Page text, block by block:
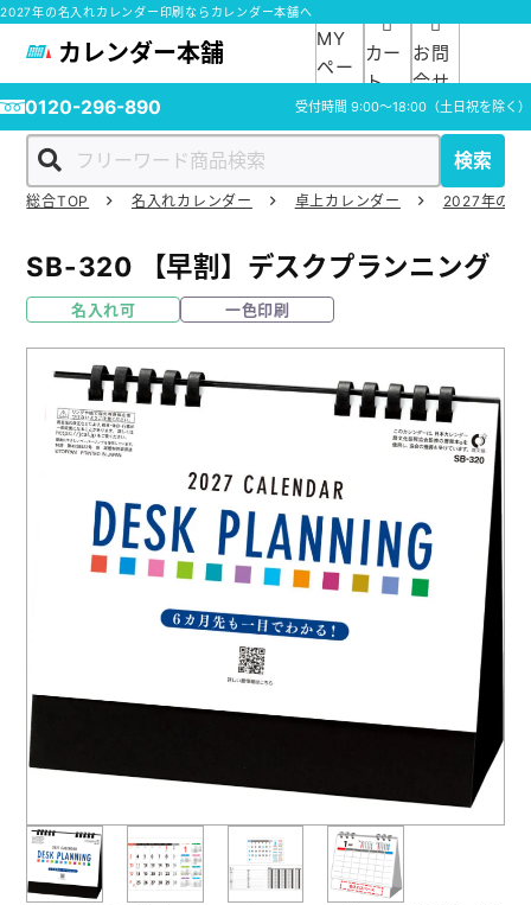
2027年の名入れカレンダー印刷ならカレンダー本舗へ
カレンダー本舗
検索
MY
ペー
ジ
カー
ト
お問
合せ
0120-296-890
受付時間 9:00～18:00 （土日祝を除く）
ご利用ガイド
入稿ガイド
お役立ち情報
よくあるご質問
お問い合わせ
ポケットティッシュ本舗
カレンダー本舗
総合TOP 名入れカレンダー 卓上カレンダー 2027年のダ
SB-320 【早割】デスクプランニング
名入れ可 一色印刷